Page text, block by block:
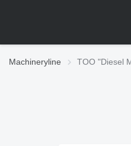
Machineryline TOO "Diesel